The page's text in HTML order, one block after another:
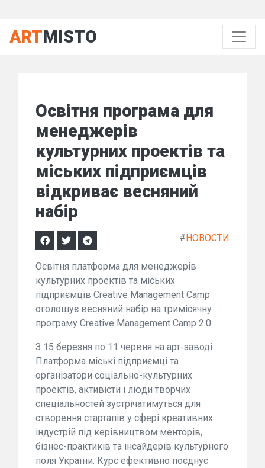
ARTMISTO
Освітня програма для
менеджерів
культурних проектів та
міських підприємців
відкриває весняний
набір
#НОВОСТИ
Освітня платформа для менеджерів
культурних проектів та міських
підприємців Creative Management Camp
оголошує весняний набір на тримісячну
програму Creative Management Camp 2.0.
З 15 березня по 11 червня на арт-заводі
Платформа міські підприємці та
організатори соціально-культурних
проектів, активісти і люди творчих
спеціальностей зустрічатимуться для
створення стартапів у сфері креативних
індустрій під керівництвом менторів,
бізнес-практиків та інсайдерів культурного
поля України. Курс ефективно поєднує